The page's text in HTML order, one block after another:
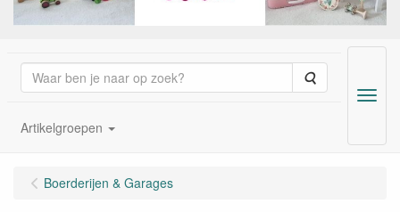
Zoeken
Artikelgroepen
Menu
Boerderijen & Garages